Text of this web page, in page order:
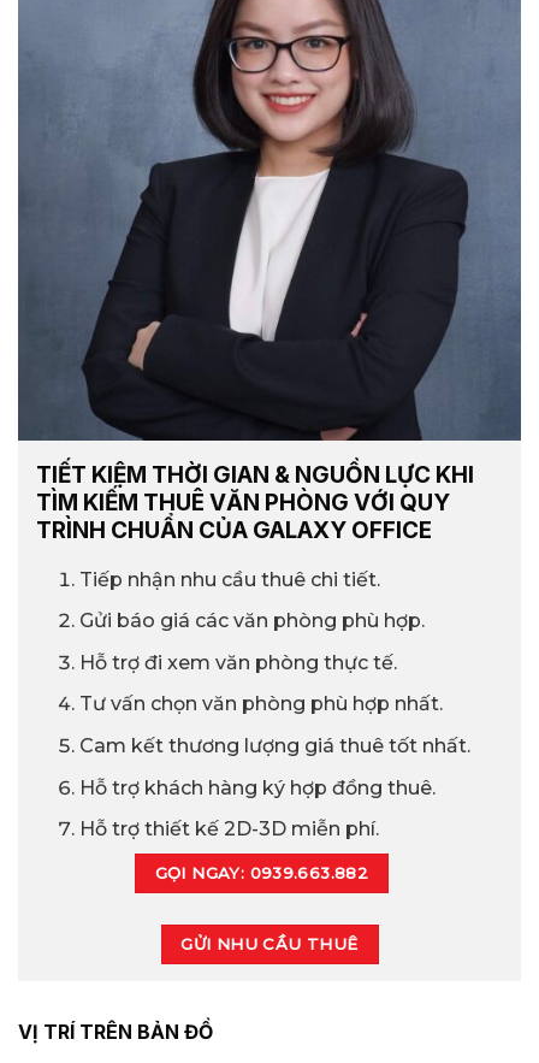
TIẾT KIỆM THỜI GIAN & NGUỒN LỰC KHI
TÌM KIẾM THUÊ VĂN PHÒNG VỚI QUY
TRÌNH CHUẨN CỦA GALAXY OFFICE
Tiếp nhận nhu cầu thuê chi tiết.
Gửi báo giá các văn phòng phù hợp.
Hỗ trợ đi xem văn phòng thực tế.
Tư vấn chọn văn phòng phù hợp nhất.
Cam kết thương lượng giá thuê tốt nhất.
Hỗ trợ khách hàng ký hợp đồng thuê.
Hỗ trợ thiết kế 2D-3D miễn phí.
GỌI NGAY: 0939.663.882
GỬI NHU CẦU THUÊ
VỊ TRÍ TRÊN BẢN ĐỒ